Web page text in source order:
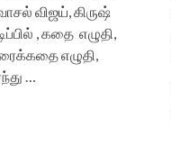
விஜய், கிருஷ்
, கதை எழுதி,
எழுதி,
…